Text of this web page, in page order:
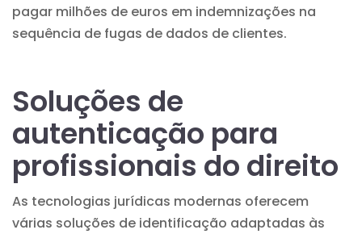
pagar milhões de euros em indemnizações na
sequência de fugas de dados de clientes.
Soluções de
autenticação para
profissionais do direito
As tecnologias jurídicas modernas oferecem
várias soluções de identificação adaptadas às